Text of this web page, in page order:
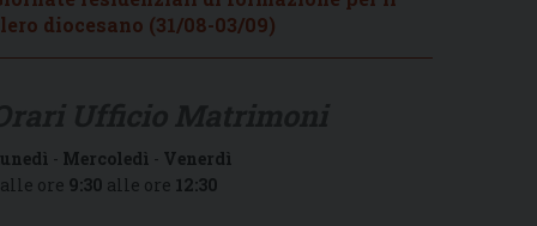
diocesano (31/08-03/09)
- Mercoledì - Venerdì
ore 9:30 alle ore 12:30